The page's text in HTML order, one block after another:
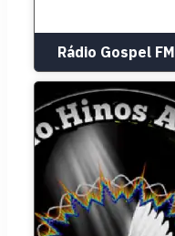
Rádio Gospel FM